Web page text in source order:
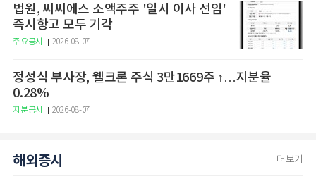
법원, 씨씨에스 소액주주 '일시 이사 선임'
즉시항고 모두 기각
주요공시 2026-08-07
정성식 부사장, 웰크론 주식 3만1669주 ↑…지분율
0.28%
지분공시 2026-08-07
해외증시 더보기